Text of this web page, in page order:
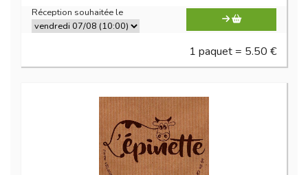
Réception souhaitée le
1 paquet = 5.50 €